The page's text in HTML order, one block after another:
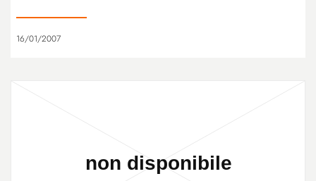
16/01/2007